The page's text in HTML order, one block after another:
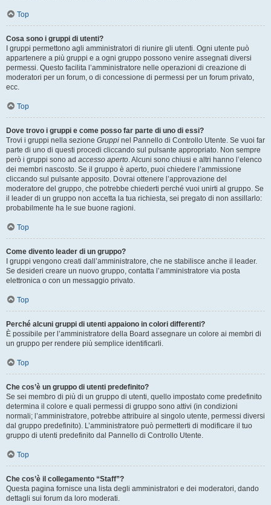
Top
Cosa sono i gruppi di utenti?
I gruppi permettono agli amministratori di riunire gli utenti. Ogni utente può
appartenere a più gruppi e a ogni gruppo possono venire assegnati diversi
permessi. Questo facilita l’amministratore nelle operazioni di creazione di
moderatori per un forum, o di concessione di permessi per un forum privato,
ecc.
Top
Dove trovo i gruppi e come posso far parte di uno di essi?
Trovi i gruppi nella sezione Gruppi nel Pannello di Controllo Utente. Se vuoi far
parte di uno di questi procedi cliccando sul pulsante appropriato. Non sempre
però i gruppi sono ad accesso aperto. Alcuni sono chiusi e altri hanno l’elenco
dei membri nascosto. Se il gruppo è aperto, puoi chiedere l’ammissione
cliccando sul pulsante apposito. Dovrai ottenere l’approvazione del
moderatore del gruppo, che potrebbe chiederti perché vuoi unirti al gruppo. Se
il leader di un gruppo non accetta la tua richiesta, sei pregato di non assillarlo:
probabilmente ha le sue buone ragioni.
Top
Come divento leader di un gruppo?
I gruppi vengono creati dall’amministratore, che ne stabilisce anche il leader.
Se desideri creare un nuovo gruppo, contatta l’amministratore via posta
elettronica o con un messaggio privato.
Top
Perché alcuni gruppi di utenti appaiono in colori differenti?
È possibile per l’amministratore della Board assegnare un colore ai membri di
un gruppo per rendere più semplice identificarli.
Top
Che cos’è un gruppo di utenti predefinito?
Se sei membro di più di un gruppo di utenti, quello impostato come predefinito
determina il colore e quali permessi di gruppo sono attivi (in condizioni
normali; l’amministratore, potrebbe attribuire al singolo utente, permessi diversi
dal gruppo predefinito). L’amministratore può permetterti di modificare il tuo
gruppo di utenti predefinito dal Pannello di Controllo Utente.
Top
Che cos’è il collegamento “Staff”?
Questa pagina fornisce una lista degli amministratori e dei moderatori, dando
dettagli sui forum da loro moderati.